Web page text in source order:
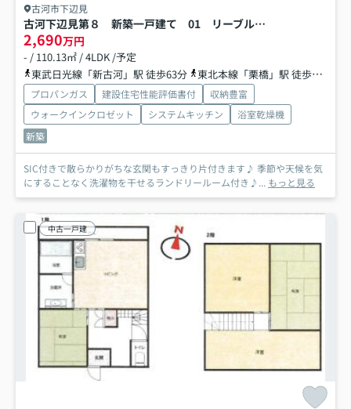
古河市下辺見
古河下辺見第８ 新築一戸建て 01 リーブルガーデン
2,690万円
- / 110.13㎡ / 4LDK /予定
東武日光線「新古河」駅 徒歩63分
東北本線「栗橋」駅 徒歩77分
プロパンガス 建設住宅性能評価書付
収納豊富
ウォークインクロゼット
システムキッチン
浴室乾燥機
新築
SIC付きで散らかりがちな玄関もすっきり片付きます♪ 季節や天候を気
にすることなく洗濯物を干せるランドリールーム付き♪... もっと見る
中古一戸建